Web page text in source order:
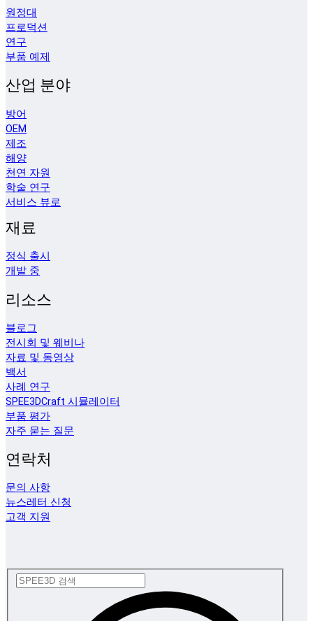
원정대
프로덕션
연구
부품 예제
산업 분야
방어
OEM
제조
해양
천연 자원
학술 연구
서비스 뷰로
재료
정식 출시
개발 중
리소스
블로그
전시회 및 웨비나
자료 및 동영상
백서
사례 연구
SPEE3DCraft 시뮬레이터
부품 평가
자주 묻는 질문
연락처
문의 사항
뉴스레터 신청
고객 지원